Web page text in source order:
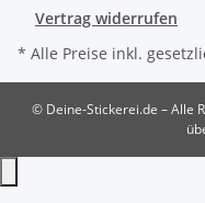
Vertrag widerrufen
* Alle Preise inkl.
© Deine-Stickerei.de – Alle